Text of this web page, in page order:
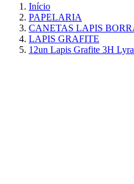
Início
PAPELARIA
CANETAS LAPIS
LAPIS GRAFITE
12un Lapis Grafite 3H